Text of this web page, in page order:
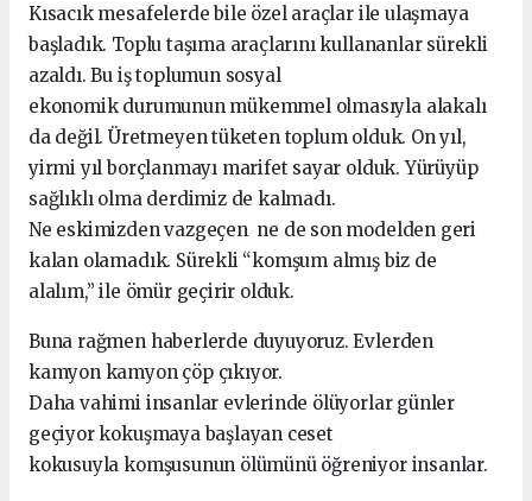
Kısacık mesafelerde bile özel araçlar ile ulaşmaya
başladık. Toplu taşıma araçlarını kullananlar sürekli
azaldı. Bu iş toplumun sosyal
ekonomik durumunun mükemmel olmasıyla alakalı
da değil. Üretmeyen tüketen toplum olduk. On yıl,
yirmi yıl borçlanmayı marifet sayar olduk. Yürüyüp
sağlıklı olma derdimiz de kalmadı.
Ne eskimizden vazgeçen ne de son modelden geri
kalan olamadık. Sürekli “komşum almış biz de
alalım,” ile ömür geçirir olduk.
Buna rağmen haberlerde duyuyoruz. Evlerden
kamyon kamyon çöp çıkıyor.
Daha vahimi insanlar evlerinde ölüyorlar günler
geçiyor kokuşmaya başlayan ceset
kokusuyla komşusunun ölümünü öğreniyor insanlar.